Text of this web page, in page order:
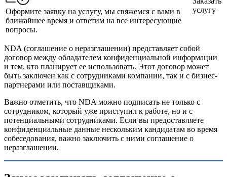
Оформите заявку на услугу, мы свяжемся с вами в
ближайшее время и ответим на все интересующие
вопросы.
услугу
NDA (соглашение о неразглашении) представляет собой
договор между обладателем конфиденциальной информации
и тем, кто планирует ее использовать. Этот договор может
быть заключен как с сотрудниками компании, так и с бизнес-
партнерами или поставщиками.
Важно отметить, что NDA можно подписать не только с
сотрудником, который уже приступил к работе, но и с
потенциальными сотрудниками. Если вы предоставляете
конфиденциальные данные нескольким кандидатам во время
собеседования, важно заключить с ними соглашение о
неразглашении.